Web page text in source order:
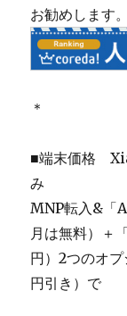
お勧めします。
＊
■端末価格
み
MNP転入&「
月は無料）＋
円）2つのオ
円引き）で